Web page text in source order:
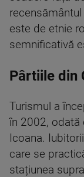
este de etnie
semnificativă
Pârtiile din
Turismul a
în 2002, odată
Icoana.
care se
stațiunea